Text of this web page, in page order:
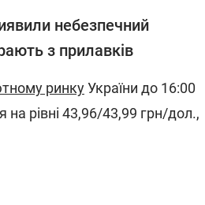
небезпечний
з прилавків
ринкуУкраїни до 16:00
на рівні 43,96/43,99 грн/дол.,